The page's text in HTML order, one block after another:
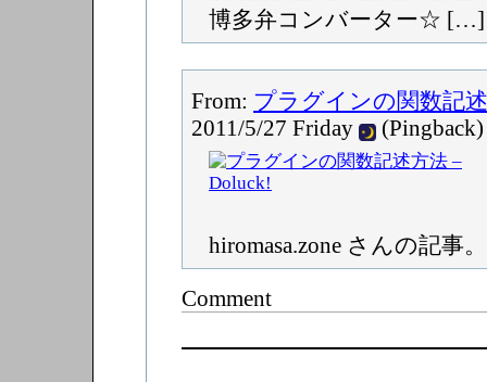
博多弁コンバーター☆ […]
From: プラグインの関数記
2011/5/27 Friday
(Pingback)
hiromasa.zone さんの記事
Comment